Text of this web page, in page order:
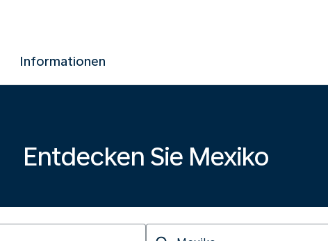
Informationen
Entdecken Sie Mexiko
Ankunft